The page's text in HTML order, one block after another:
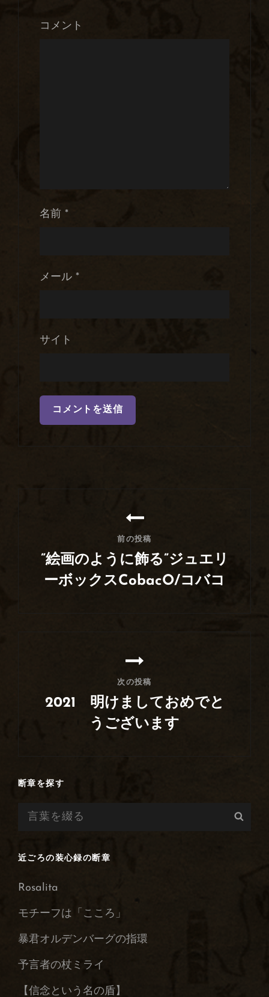
コメント
名前 *
メール *
サイト
前の投稿
”絵画のように飾る”ジュエリ
ーボックスCobacO/コバコ
次の投稿
2021 明けましておめでと
うございます
投
断章を探す
検
近ごろの装心録の断章
Rosalita
モチーフは「こころ」
暴君オルデンバーグの指環
予言者の杖ミライ
【信念という名の盾】